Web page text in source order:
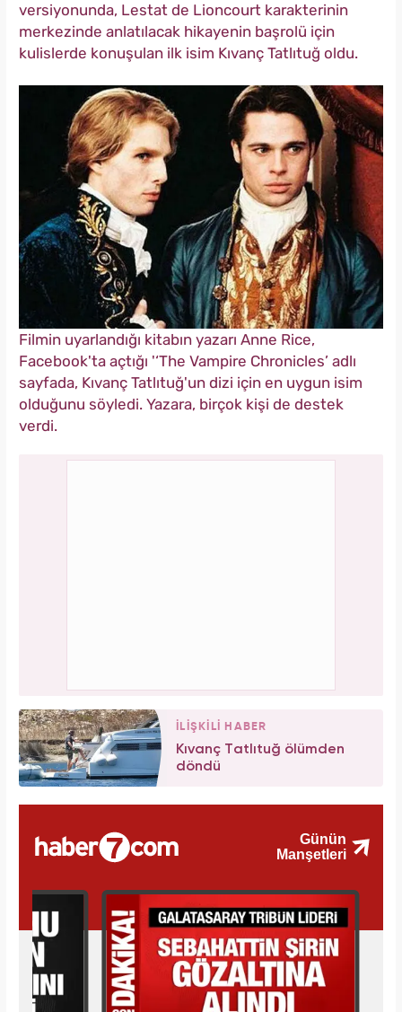
versiyonunda, Lestat de Lioncourt karakterinin
merkezinde anlatılacak hikayenin başrolü için
kulislerde konuşulan ilk isim Kıvanç Tatlıtuğ oldu.
Filmin uyarlandığı kitabın yazarı Anne Rice,
Facebook'ta açtığı '‘The Vampire Chronicles’ adlı
sayfada, Kıvanç Tatlıtuğ'un dizi için en uygun isim
olduğunu söyledi. Yazara, birçok kişi de destek
verdi.
İLİŞKİLİ HABER
Kıvanç Tatlıtuğ ölümden
döndü